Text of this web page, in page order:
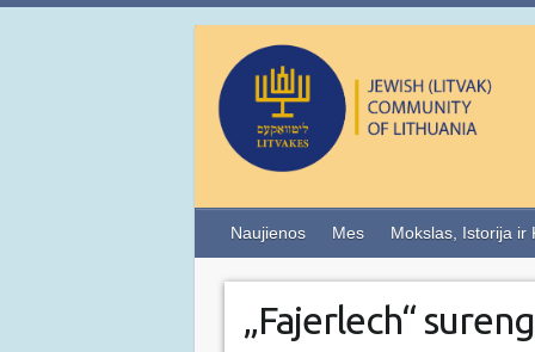
Naujienos Mes Mokslas, Istorija ir
„Fajerlech“